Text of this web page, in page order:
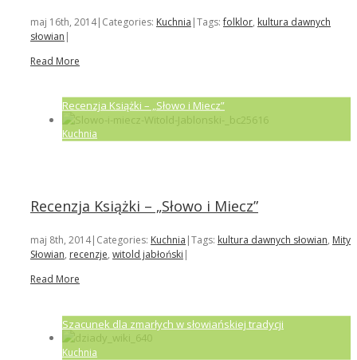
maj 16th, 2014| Categories: Kuchnia |Tags:folklor, kultura dawnych
słowian |
Read More
Recenzja Książki – „Słowo i Miecz”
Kuchnia
Recenzja Książki – „Słowo i Miecz”
maj 8th, 2014| Categories: Kuchnia |Tags: kultura dawnych słowian, Mity
Słowian, recenzje, witold jabłoński |
Read More
Szacunek dla zmarłych w słowiańskiej tradycji
Kuchnia